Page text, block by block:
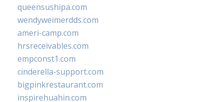
queensushipa.com
wendyweimerdds.com
ameri-camp.com
hrsreceivables.com
empconst1.com
cinderella-support.com
bigpinkrestaurant.com
inspirehuahin.com